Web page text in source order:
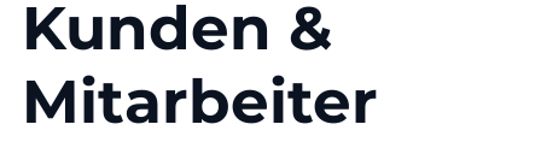
Kunden &
Mitarbeiter